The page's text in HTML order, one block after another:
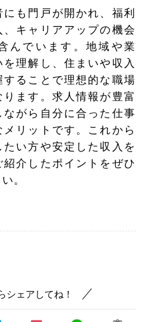
も門戸が開かれ、福利
キャリアアップの機会
んでいます。地域や業
理解し、住まいや収入
ることで理想的な職場
ます。求人情報が豊富
がら自分に合った仕事
リットです。これから
い方や安定した収入を
介したポイントをぜひ
。
シェアしてね！